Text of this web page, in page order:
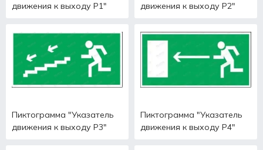
движения к выходу Р1"
движения к выходу Р2"
Пиктограмма "Указатель
движения к выходу Р3"
Пиктограмма "Указатель
движения к выходу Р4"